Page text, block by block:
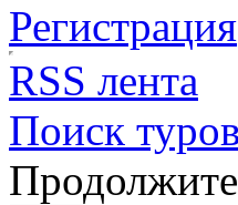
Регистрация
RSS лента
Поиск туров